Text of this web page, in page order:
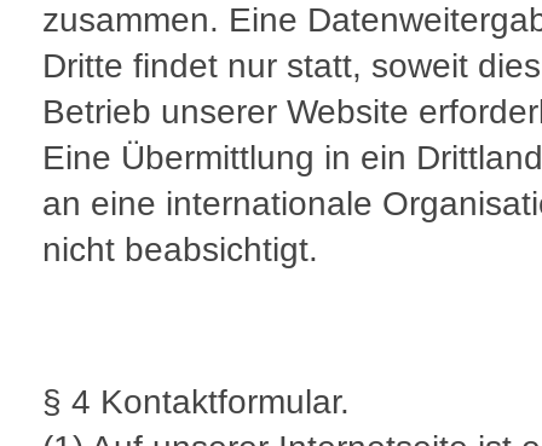
zusammen. Eine
Dritte findet nur statt, soweit
Betrieb unserer Website
Eine Übermittlung in ein
an eine internationale
nicht beabsichtigt.
§ 4 Kontaktformular.